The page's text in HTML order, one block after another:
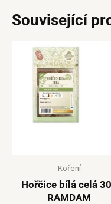
Související
Koření
Hořčice bílá celá
RAMDAM